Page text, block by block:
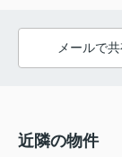
メールで
近隣の物件